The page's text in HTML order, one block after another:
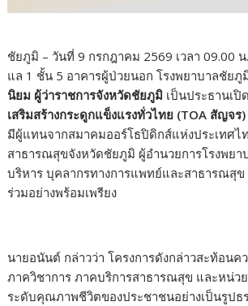
ชัยภูมิ – วันที่ 9 กรกฎาคม 2569 เวลา 09.00
แล 1 ชั้น 5 อาคารผู้ป่วยนอก โรงพยาบาลชัยภู
นิยม ผู้ว่าราชการจังหวัดชัยภูมิ เป็นประธานเปิ
เสริมสร้างกระดูกแข็งแรงทั่วไทย (TOA สัญจร
มีผู้แทนจากสมาคมออร์โธปิดิกส์แห่งประเทศไ
สาธารณสุขจังหวัดชัยภูมิ ผู้อำนวยการโรงพย
บริหาร บุคลากรทางการแพทย์และสาธารณสุข
ร่วมอย่างพร้อมเพรียง
นายอนันต์ กล่าวว่า โครงการดังกล่าวสะท้อนค
ภาควิชาการ ภาคบริการสาธารณสุข และหน่ว
ระดับคุณภาพชีวิตของประชาชนอย่างเป็นรูปธ